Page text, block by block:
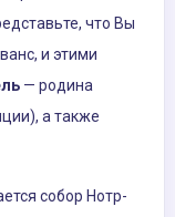
что Вы
и этими
— родина
а также
собор Нотр-